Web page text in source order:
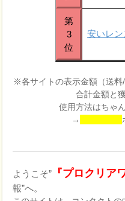
第
3
位
安いレン
※各サイトの表示金額（送
合計金額と
使用方法はちゃ
→
ようこそ” 『プロクリア
報”へ。